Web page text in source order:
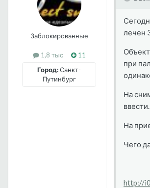
Заблокированные
1,8 тыс
11
Город:Санкт-
Путинбург
лечен
при
На
На
Чего
http://